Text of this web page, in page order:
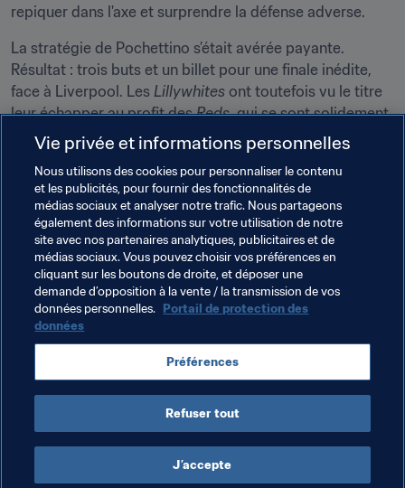
repiquer dans l'axe et surprendre la défense adverse.
La stratégie de Pochettino s’était avérée payante.
Résultat : trois buts et un billet pour une finale inédite,
face à Liverpool. Les Lillywhites ont toutefois vu le titre
leur échapper au profit des Reds, qui se sont solidement
imposés 2-0.
La réaction
"C’est une sensation incroyable et je remercie le football
pour ça. Mes joueurs sont des héros. Ils ont livré une
fantastique seconde période. Seul le football peut
procurer ce genre d’émotions. Je remercie aussi tous
ceux qui ont cru en nous. Je n’ai pas de mots pour
décrire ce que je ressens."
Vie privée et informations personnelles
Nous utilisons des cookies pour personnaliser le contenu
et les publicités, pour fournir des fonctionnalités de
médias sociaux et analyser notre trafic. Nous partageons
également des informations sur votre utilisation de notre
site avec nos partenaires analytiques, publicitaires et de
médias sociaux. Vous pouvez choisir vos préférences en
cliquant sur les boutons de droite, et déposer une
demande d’opposition à la vente / la transmission de vos
données personnelles. Portail de protection des
données
Préférences
Refuser tout
J’accepte